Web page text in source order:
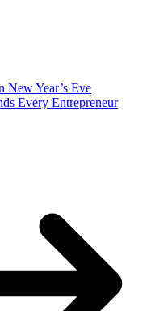
New Year’s Eve
Every Entrepreneur